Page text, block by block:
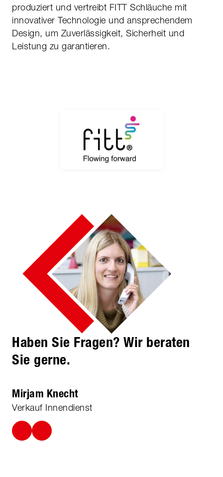
produziert und vertreibt FITT Schläuche mit
innovativer Technologie und ansprechendem
Design, um Zuverlässigkeit, Sicherheit und
Leistung zu garantieren.
Haben Sie Fragen? Wir beraten
Sie gerne.
Mirjam Knecht
Verkauf Innendienst